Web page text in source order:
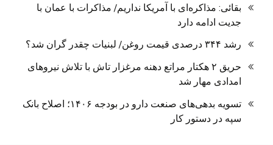
بقائی: مذاکره‌ای با آمریکا نداریم/ مذاکرات با عمان با
جدیت ادامه دارد
رشد ۳۴۴ درصدی قیمت روغن/ لبنیات چقدر گران شد؟
حریق ۲ هکتار مراتع دهنه مرغزار تاش با تلاش نیروهای
امدادی مهار شد
تسویه بدهی‌های صنعت دارو در بودجه ۱۴۰۶؛ اصلاح بانک
سپه در دستور کار